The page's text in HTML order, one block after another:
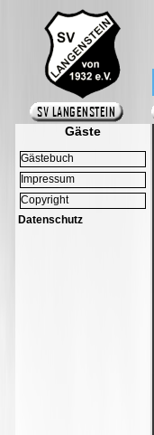
Gäste
Gästebuch
Impressum
Copyright
Datenschutz